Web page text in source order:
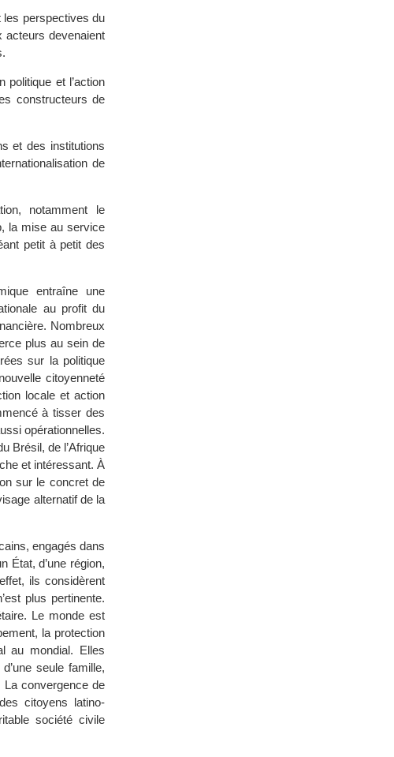
les perspectives du
devenaient
politique et l’action
constructeurs de
et des institutions
de
notamment le
la mise au service
petit à petit des
entraîne une
au profit du
Nombreux
plus au sein de
sur la politique
citoyenneté
locale et action
à tisser des
opérationnelles.
Brésil, de l’Afrique
et intéressant. À
sur le concret de
alternatif de la
engagés dans
État, d’une région,
ils considèrent
plus pertinente.
Le monde est
la protection
au mondial. Elles
seule famille,
La convergence de
citoyens latino-
société civile